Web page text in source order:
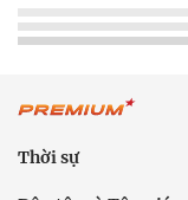
Thời sự